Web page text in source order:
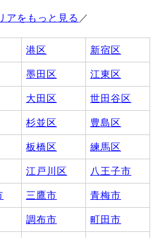
アをもっと見る ／
港区 新宿区
墨田区 江東区
大田区 世田谷区
杉並区 豊島区
板橋区 練馬区
江戸川区 八王子市
三鷹市 青梅市
調布市 町田市